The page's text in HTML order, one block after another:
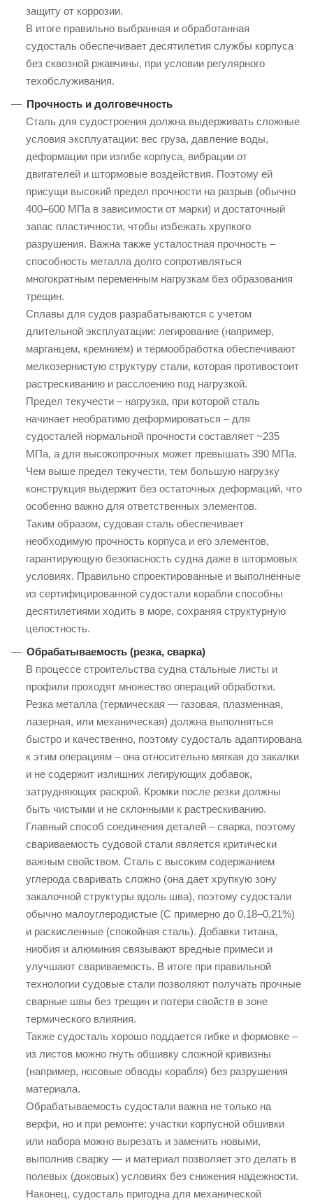
защиту от коррозии.
В итоге правильно выбранная и обработанная
судосталь обеспечивает десятилетия службы корпуса
без сквозной ржавчины, при условии регулярного
техобслуживания.
Прочность и долговечность
Сталь для судостроения должна выдерживать сложные
условия эксплуатации: вес груза, давление воды,
деформации при изгибе корпуса, вибрации от
двигателей и штормовые воздействия. Поэтому ей
присущи высокий предел прочности на разрыв (обычно
400–600 МПа в зависимости от марки) и достаточный
запас пластичности, чтобы избежать хрупкого
разрушения. Важна также усталостная прочность –
способность металла долго сопротивляться
многократным переменным нагрузкам без образования
трещин.
Сплавы для судов разрабатываются с учетом
длительной эксплуатации: легирование (например,
марганцем, кремнием) и термообработка обеспечивают
мелкозернистую структуру стали, которая противостоит
растрескиванию и расслоению под нагрузкой.
Предел текучести – нагрузка, при которой сталь
начинает необратимо деформироваться – для
судосталей нормальной прочности составляет ~235
МПа, а для высокопрочных может превышать 390 МПа.
Чем выше предел текучести, тем большую нагрузку
конструкция выдержит без остаточных деформаций, что
особенно важно для ответственных элементов.
Таким образом, судовая сталь обеспечивает
необходимую прочность корпуса и его элементов,
гарантирующую безопасность судна даже в штормовых
условиях. Правильно спроектированные и выполненные
из сертифицированной судостали корабли способны
десятилетиями ходить в море, сохраняя структурную
целостность.
Обрабатываемость (резка, сварка)
В процессе строительства судна стальные листы и
профили проходят множество операций обработки.
Резка металла (термическая — газовая, плазменная,
лазерная, или механическая) должна выполняться
быстро и качественно, поэтому судосталь адаптирована
к этим операциям – она относительно мягкая до закалки
и не содержит излишних легирующих добавок,
затрудняющих раскрой. Кромки после резки должны
быть чистыми и не склонными к растрескиванию.
Главный способ соединения деталей – сварка, поэтому
свариваемость судовой стали является критически
важным свойством. Сталь с высоким содержанием
углерода сваривать сложно (она дает хрупкую зону
закалочной структуры вдоль шва), поэтому судостали
обычно малоуглеродистые (C примерно до 0,18–0,21%)
и раскисленные (спокойная сталь). Добавки титана,
ниобия и алюминия связывают вредные примеси и
улучшают свариваемость. В итоге при правильной
технологии судовые стали позволяют получать прочные
сварные швы без трещин и потери свойств в зоне
термического влияния.
Также судосталь хорошо поддается гибке и формовке –
из листов можно гнуть обшивку сложной кривизны
(например, носовые обводы корабля) без разрушения
материала.
Обрабатываемость судостали важна не только на
верфи, но и при ремонте: участки корпусной обшивки
или набора можно вырезать и заменить новыми,
выполнив сварку — и материал позволяет это делать в
полевых (доковых) условиях без снижения надежности.
Наконец, судосталь пригодна для механической